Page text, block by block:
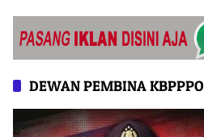
DEWAN PEMBINA